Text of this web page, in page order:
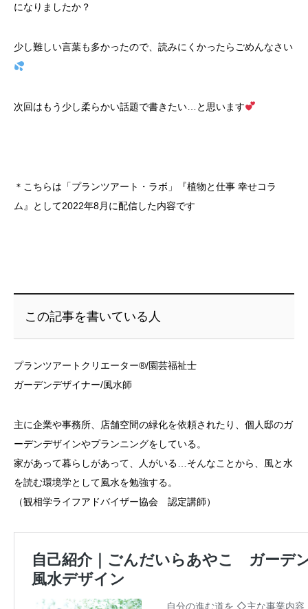
になりましたか？
少し難しい言葉も多かったので、読みにくかったらごめんなさい
次回はもう少し柔らかい話題で書きたい…と思います
＊こちらは「プランツアート・ラボ」『植物と仕事 幸せコラ
ム』として2022年8月に配信した内容です
この記事を書いている人
プランツアートクリエーター®/園芸福祉士
ガーデンデザイナー/風水師
主に企業や事務所、店舗空間の緑化を依頼されたり、個人邸のガ
ーデンデザインやプランニングをしている。
家があって暮らしがあって、人がいる…そんなことから、風と水
を読む環境学として風水を勉強する。
（観相学ライフアドバイザー協会 認定講師）